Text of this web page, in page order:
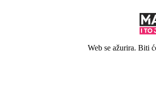
Web se ažurira. Biti